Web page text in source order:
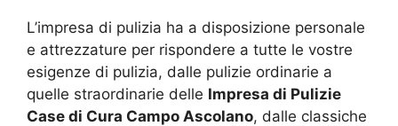
L’impresa di pulizia ha a disposizione personale
e attrezzature per rispondere a tutte le vostre
esigenze di pulizia, dalle pulizie ordinarie a
quelle straordinarie delle Impresa di Pulizie
Case di Cura Campo Ascolano, dalle classiche